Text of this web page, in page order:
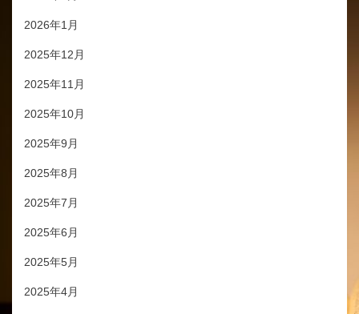
2026年1月
2025年12月
2025年11月
2025年10月
2025年9月
2025年8月
2025年7月
2025年6月
2025年5月
2025年4月